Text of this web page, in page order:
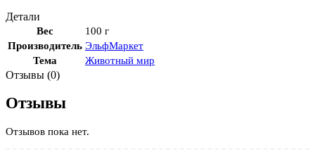
Детали
Вес
100 г
Производитель ЭльфМаркет
Тема
Животный мир
Отзывы (0)
Отзывы
Отзывов пока нет.